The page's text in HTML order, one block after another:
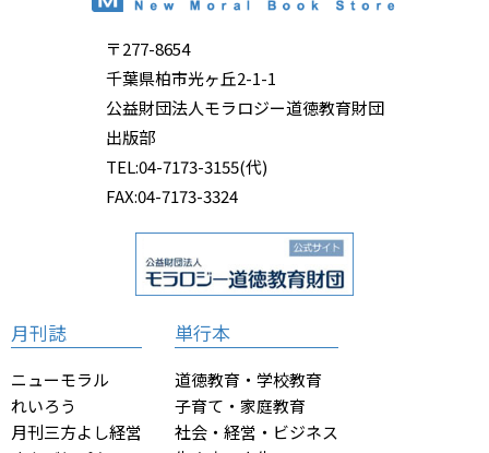
〒277-8654
千葉県柏市光ヶ丘2-1-1
公益財団法人モラロジー道徳教育財団
出版部
TEL:04-7173-3155(代)
FAX:04-7173-3324
月刊誌
ニューモラル
れいろう
月刊三方よし経営
単行本
道徳教育・学校教育
子育て・家庭教育
社会・経営・ビジネス